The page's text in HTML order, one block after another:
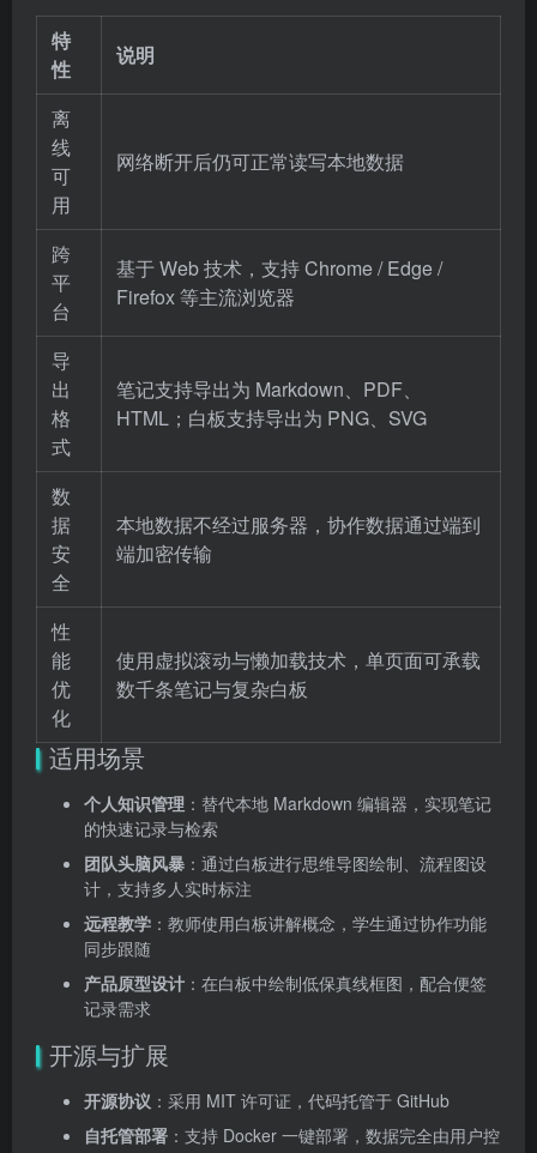
特
性
说明
离
线
可
用
网络断开后仍可正常读写本地数据
跨
平
台
基于 Web 技术，支持 Chrome / Edge /
Firefox 等主流浏览器
导
出
格
式
笔记支持导出为 Markdown、PDF、
HTML；白板支持导出为 PNG、SVG
数
据
安
全
本地数据不经过服务器，协作数据通过端到
端加密传输
性
能
优
化
使用虚拟滚动与懒加载技术，单页面可承载
数千条笔记与复杂白板
适用场景
个人知识管理 ：替代本地 Markdown 编辑器，实现笔记
的快速记录与检索
团队头脑风暴 ：通过白板进行思维导图绘制、流程图设
计，支持多人实时标注
远程教学 ：教师使用白板讲解概念，学生通过协作功能
同步跟随
产品原型设计 ：在白板中绘制低保真线框图，配合便签
记录需求
开源与扩展
开源协议 ：采用 MIT 许可证，代码托管于 GitHub
自托管部署 ：支持 Docker 一键部署，数据完全由用户控